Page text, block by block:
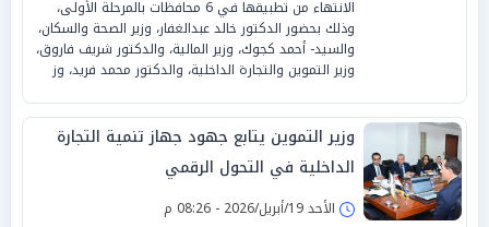
الانتهاء من تطبيقها في 6 محافظات بالمرحلة الأولى،
وذلك بحضور الدكتور خالد عبدالغفار، وزير الصحة والسكان،
والسيد- أحمد كجوك، وزير المالية، والدكتور شريف فاروق،
وزير التموين والتجارة الداخلية، والدكتور محمد فريد، وز
وزير التموين يتابع جهود جهاز تنمية التجارة
الداخلية في التحول الرقمي
الأحد 19/أبريل/2026 - 08:26 م